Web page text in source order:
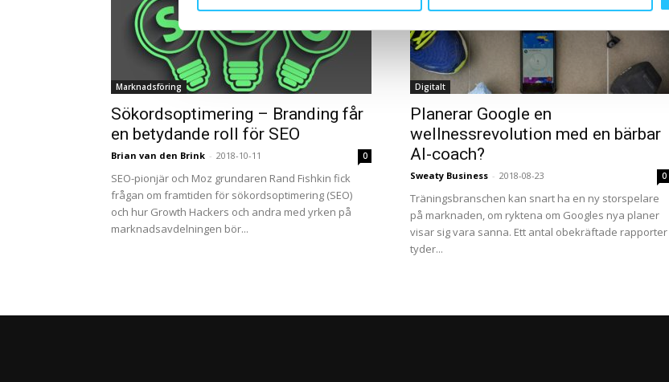
Marknadsföring
Sökordsoptimering – Branding får
en betydande roll för SEO
Brian van den Brink - 2018-10-11 0
SEO-pionjär och Moz grundaren Rand Fishkin fick
frågan om framtiden för sökordsoptimering (SEO)
och hur Growth Hackers och andra med yrken på
marknadsavdelningen bör...
Digitalt
Planerar Google en
wellnessrevolution med en bärbar
AI-coach?
Sweaty Business - 2018-08-23 0
Träningsbranschen kan snart ha en ny storspelare
på marknaden, om ryktena om Googles nya planer
visar sig vara sanna. Ett antal obekräftade rapporter
tyder...